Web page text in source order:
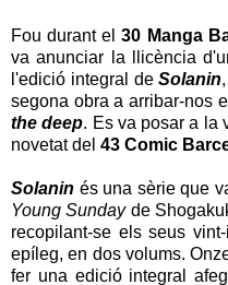
Fou durant el30 Manga
va anunciar la llicència
l'edició integral deSolanin
segona obra a arribar-nos
the deep. Es va posar a la
novetat del 43 Comic
Solanin és una sèrie que
Young Sunday de
recopilant-se els seus
epíleg, en dos volums.
fer una edició integral